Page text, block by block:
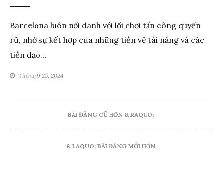
Barcelona luôn nổi danh với lối chơi tấn công quyến
rũ, nhờ sự kết hợp của những tiền vệ tài năng và các
tiền đạo…
Tháng 9 25, 2024
Điều
BÀI ĐĂNG CŨ HƠN & RAQUO;
& LAQUO; BÀI ĐĂNG MỚI HƠN